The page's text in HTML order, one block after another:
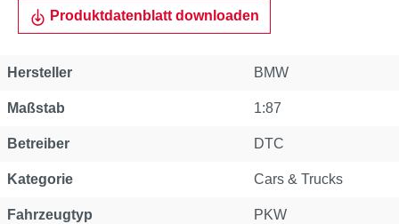
Produktdatenblatt downloaden
Hersteller BMW
Maßstab 1:87
Betreiber DTC
Kategorie Cars & Trucks
Fahrzeugtyp PKW